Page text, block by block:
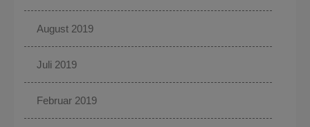
August 2019
Juli 2019
Februar 2019